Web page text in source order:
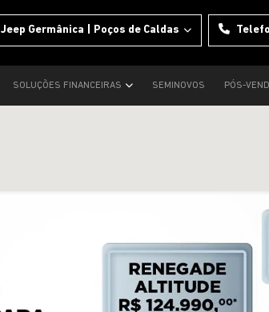
Jeep Germânica | Poços de Caldas
SOLUÇÕES FINANCEIRAS SEMINOVOS PÓS-